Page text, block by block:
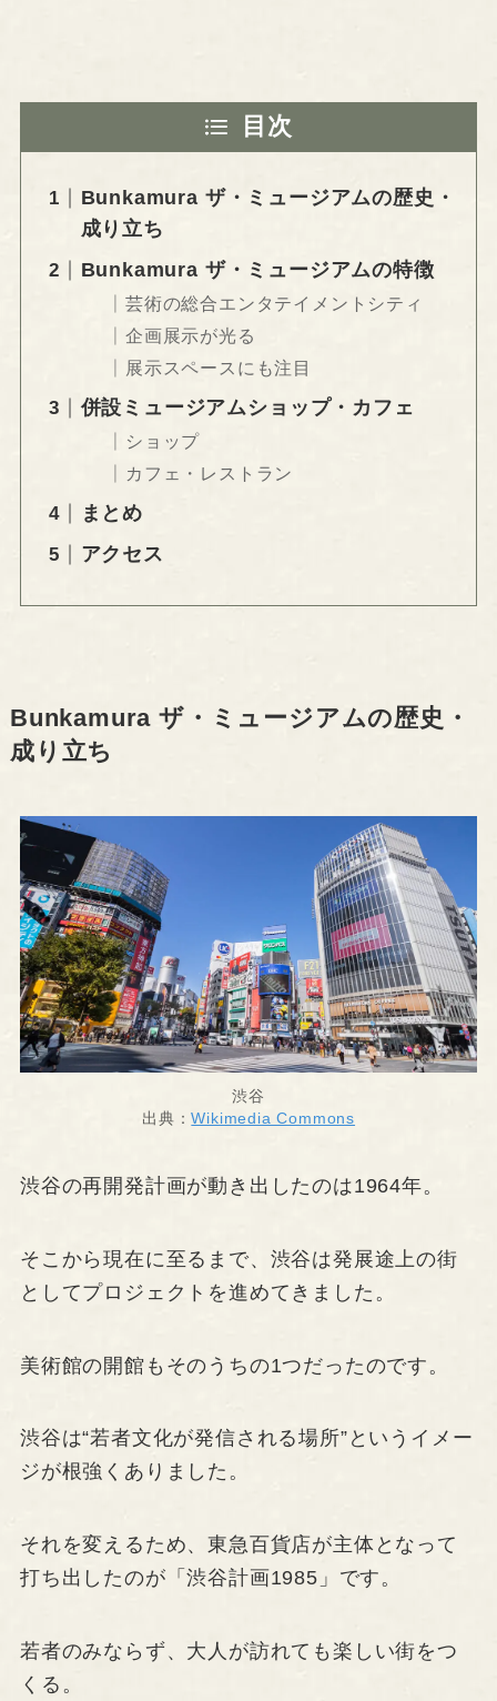
目次
Bunkamura ザ・ミュージアムの歴史・
成り立ち
Bunkamura ザ・ミュージアムの特徴
芸術の総合エンタテイメントシティ
企画展示が光る
展示スペースにも注目
併設ミュージアムショップ・カフェ
ショップ
カフェ・レストラン
まとめ
アクセス
Bunkamura ザ・ミュージアムの歴史・
成り立ち
渋谷
出典：Wikimedia Commons
渋谷の再開発計画が動き出したのは1964年。
そこから現在に至るまで、渋谷は発展途上の街
としてプロジェクトを進めてきました。
美術館の開館もそのうちの1つだったのです。
渋谷は“若者文化が発信される場所”というイメー
ジが根強くありました。
それを変えるため、東急百貨店が主体となって
打ち出したのが「渋谷計画1985」です。
若者のみならず、大人が訪れても楽しい街をつ
くる。